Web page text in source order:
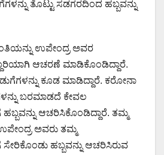
ತೊಟ್ಟು ಸಡಗರದಿಂದ ಹಬ್ಬವನ್ನು
ಉಪೇಂದ್ರ ಅವರ
ಆಚರಣೆ ಮಾಡಿಕೊಂಡಿದ್ದಾರೆ.
ಕೂಡ ಮಾಡಿದ್ದಾರೆ. ಕರೋನಾ
ಬರಮಾಡದೆ ಕೇವಲ
ಆಚರಿಸಿಕೊಂಡಿದ್ದಾರೆ. ತಮ್ಮ
ಅವರು ತಮ್ಮ
ಹಬ್ಬವನ್ನು ಆಚರಿಸಿರುವ